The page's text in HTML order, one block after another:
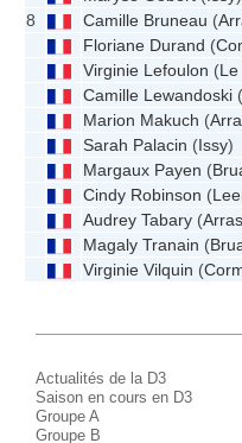
8
Camille Bruneau (
Floriane Durand (
Virginie Lefoulon (
Camille Lewandoski (
Marion Makuch (
Sarah Palacin (Issy)
Margaux Payen (
Cindy Robinson (
Audrey Tabary (Arras
Magaly Tranain (
Virginie Vilquin (
Actualités de la D3
Saison en cours en D3
Groupe A
Groupe B